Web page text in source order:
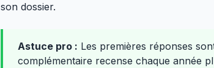
son dossier.
Astuce pro : Les premières réponses
complémentaire recense chaque année